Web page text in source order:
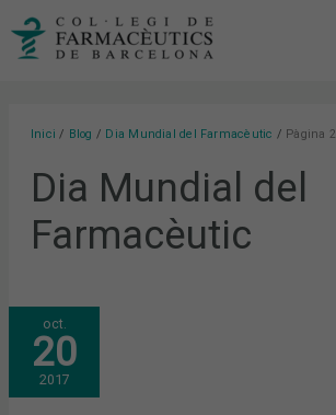
Inici Blog Dia Mundial del Farmacèutic Pàgina 2
Dia Mundial del
Farmacèutic
oct.
20
2017
INGRÉS
DEL
PRESIDENT
A
LA
REIAL
ACADÈMIA